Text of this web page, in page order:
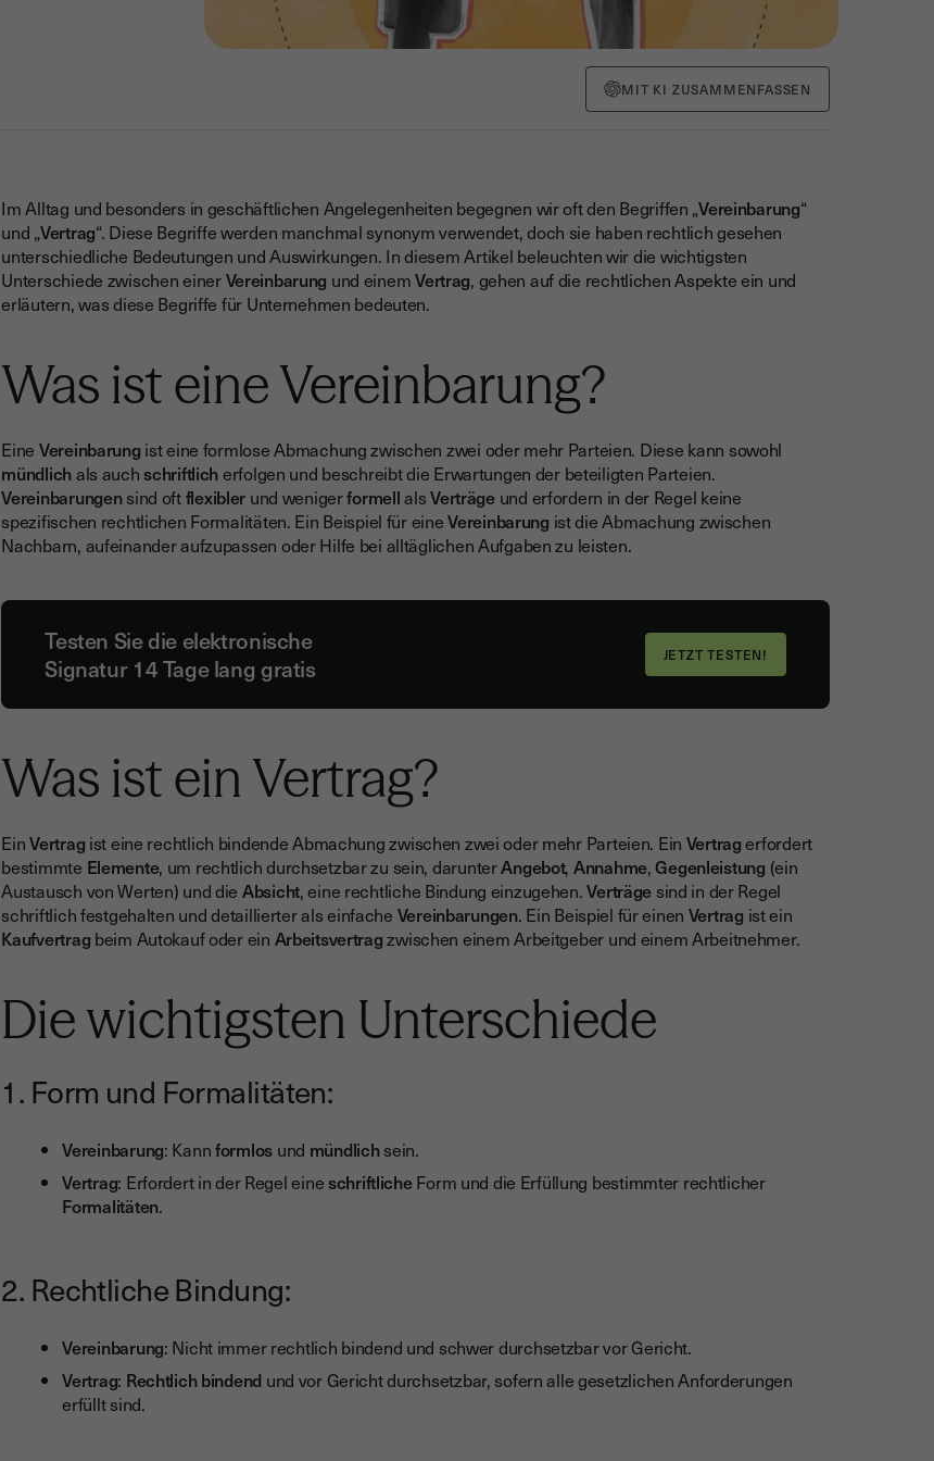
MIT KI ZUSAMMENFASSEN
Im Alltag und besonders in geschäftlichen Angelegenheiten begegnen wir oft den Begriffen „Vereinbarung“
und „Vertrag“. Diese Begriffe werden manchmal synonym verwendet, doch sie haben rechtlich gesehen
unterschiedliche Bedeutungen und Auswirkungen. In diesem Artikel beleuchten wir die wichtigsten
Unterschiede zwischen einerVereinbarung und einemVertrag, gehen auf die rechtlichen Aspekte ein und
erläutern, was diese Begriffe für Unternehmen bedeuten.
Was ist eine Vereinbarung?
Eine Vereinbarung ist eine formlose Abmachung zwischen zwei oder mehr Parteien. Diese kann sowohl
mündlichals auchschriftlicherfolgen und beschreibt die Erwartungen der beteiligten Parteien.
Vereinbarungensind oftflexibler und wenigerformellalsVerträgeund erfordern in der Regel keine
spezifischen rechtlichen Formalitäten. Ein Beispiel für eineVereinbarung ist die Abmachung zwischen
Nachbarn, aufeinander aufzupassen oder Hilfe bei alltäglichen Aufgaben zu leisten.
Testen Sie die elektronische
Signatur 14 Tage lang gratis
Was ist ein Vertrag?
EinVertrag ist eine rechtlich bindende Abmachung zwischen zwei oder mehr Parteien. Ein Vertragerfordert
bestimmte Elemente, um rechtlich durchsetzbar zu sein, darunterAngebot, Annahme,Gegenleistung (ein
Austausch von Werten) und die Absicht, eine rechtliche Bindung einzugehen.Verträge sind in der Regel
schriftlich festgehalten und detaillierter als einfache Vereinbarungen. Ein Beispiel für einen Vertrag ist ein
Kaufvertrag beim Autokauf oder ein Arbeitsvertragzwischen einem Arbeitgeber und einem Arbeitnehmer.
Die wichtigsten Unterschiede
1. Form und Formalitäten:
Vereinbarung: Kannformlos und mündlichsein.
Vertrag: Erfordert in der Regel eineschriftlicheForm und die Erfüllung bestimmter rechtlicher
Formalitäten.
2. Rechtliche Bindung:
Vereinbarung: Nicht immer rechtlich bindend und schwer durchsetzbar vor Gericht.
Vertrag: Rechtlich bindend und vor Gericht durchsetzbar, sofern alle gesetzlichen Anforderungen
erfüllt sind.